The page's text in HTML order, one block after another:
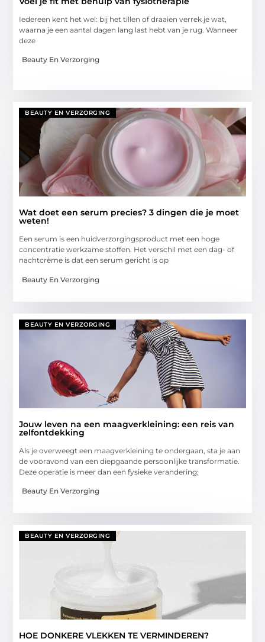
Iedereen kent het wel: bij het tillen of draaien verrek je wat,
waarna je een aantal dagen lang last hebt van je rug. Wanneer
deze
Beauty En Verzorging
BEAUTY EN VERZORGING
Wat doet een serum precies? 3 dingen die je moet
weten!
Een serum is een huidverzorgingsproduct met een hoge
concentratie werkzame stoffen. Het verschil met een dag- of
nachtcrème is dat een serum gericht is op
Beauty En Verzorging
BEAUTY EN VERZORGING
Jouw leven na een maagverkleining: een reis van
zelfontdekking
Als je overweegt een maagverkleining te ondergaan, sta je aan
de vooravond van een diepgaande persoonlijke transformatie.
Deze operatie is meer dan een fysieke verandering;
Beauty En Verzorging
BEAUTY EN VERZORGING
HOE DONKERE VLEKKEN TE VERMINDEREN?